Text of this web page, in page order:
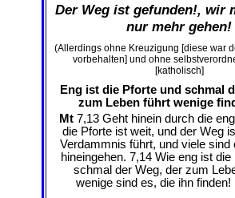
Der Weg ist gefunden!, wir
nur mehr gehen!
(Allerdings ohne Kreuzigung [diese war
vorbehalten] und ohne
[katholisch]
Eng ist die Pforte und schmal
zum Leben führt wenige
Mt 7,13 Geht hinein durch die
die Pforte ist weit, und der Weg
Verdammnis führt, und viele sind
hineingehen. 7,14 Wie eng ist
schmal der Weg, der zum
wenige sind es, die ihn finden!